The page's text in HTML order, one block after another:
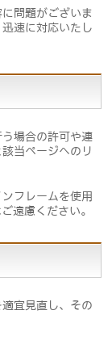
問題がございま
速に対応いたし
場合の許可や連
当ページへのリ
フレームを使用
遠慮ください。
宜見直し、その